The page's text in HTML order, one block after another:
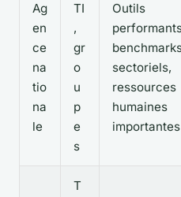
Ag
en
ce
na
tio
na
le
TI
,
gr
o
u
p
e
s
Outils
sectoriels,
ressources
humaines
importantes
T